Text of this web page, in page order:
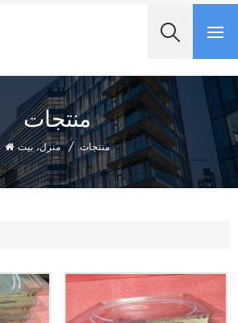
منتجات
منزل، بيت / منتجات